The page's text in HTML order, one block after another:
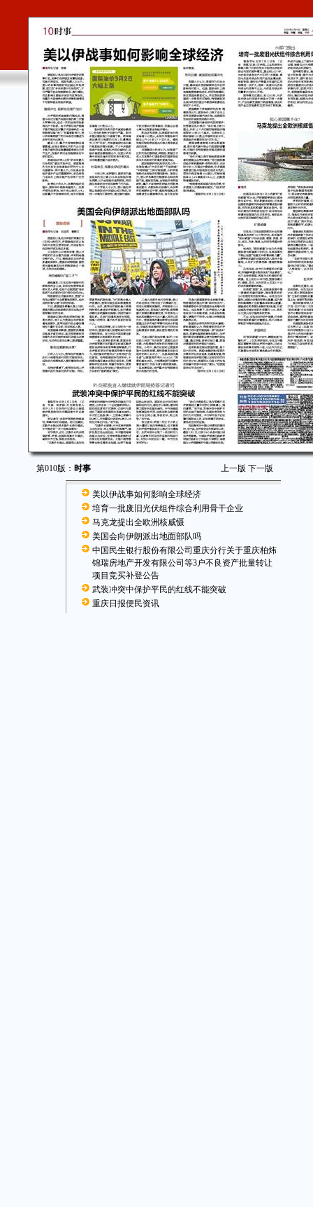
第010版： 时事 上一版 下一版
美以伊战事如何影响全球经济
培育一批废旧光伏组件综合利用骨干企业
马克龙提出全欧洲核威慑
美国会向伊朗派出地面部队吗
中国民生银行股份有限公司重庆分行关于重庆柏炜
锦瑞房地产开发有限公司等3户不良资产批量转让
项目竞买补登公告
武装冲突中保护平民的红线不能突破
重庆日报便民资讯